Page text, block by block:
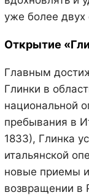
уже более двух
Открытие
Главным
Глинки в
национальной
пребывания в
1833), Глинка
итальянской
новые приемы
возвращении в